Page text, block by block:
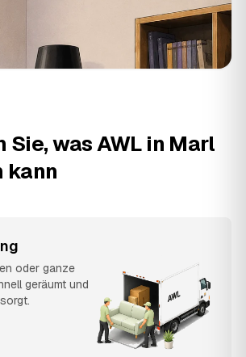
Sie, was AWL in Marl
kann
oder ganze
geräumt und